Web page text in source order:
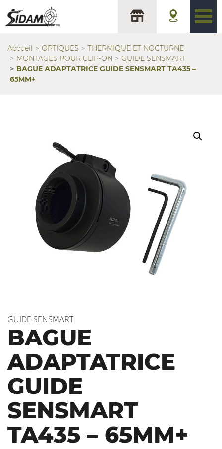
Accueil OPTIQUES
THERMIQUE ET NOCTURNE
MONTAGES POUR CLIP-ON
GUIDE SENSMART
BAGUE ADAPTATRICE GUIDE SENSMART TA435 –
65MM+
GUIDE SENSMART
BAGUE
ADAPTATRICE
GUIDE
SENSMART
TA435 – 65MM+